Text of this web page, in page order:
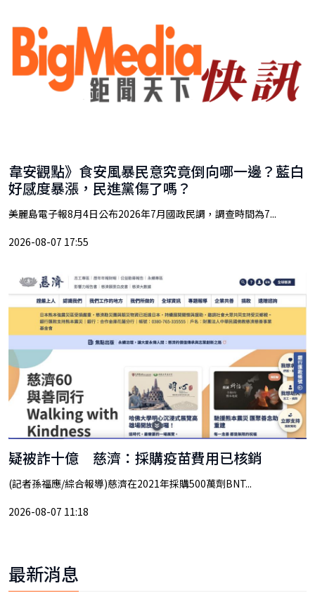
韋安觀點》食安風暴民意究竟倒向哪一邊？藍白
好感度暴漲，民進黨傷了嗎？
美麗島電子報8月4日公布2026年7月國政民調，調查時間為7...
2026-08-07 17:55
疑被詐十億 慈濟：採購疫苗費用已核銷
(記者孫福應/綜合報導)慈濟在2021年採購500萬劑BNT...
2026-08-07 11:18
最新消息